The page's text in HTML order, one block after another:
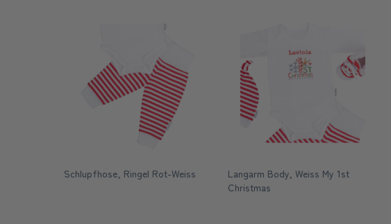
Schlupfhose, Ringel Rot-Weiss
Langarm Body, Weiss My 1st
Christmas